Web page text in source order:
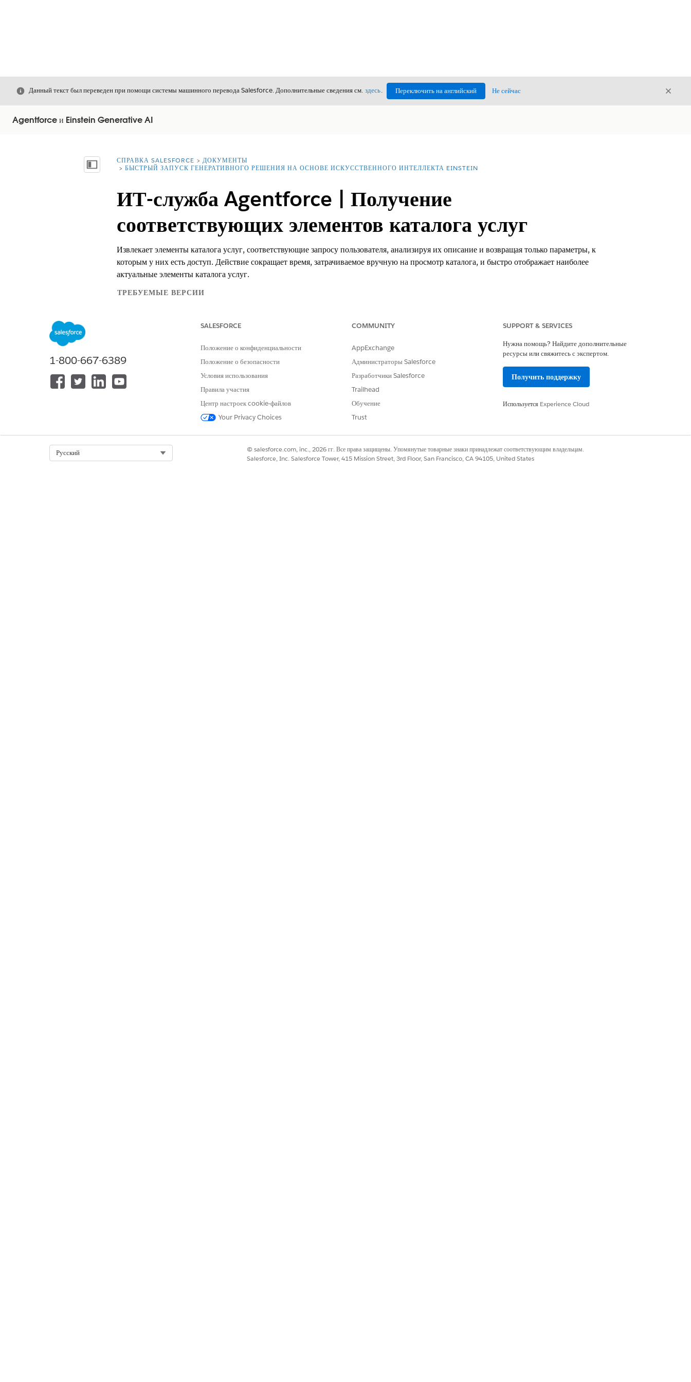
Закрыть
Данный текст был переведен при помощи системы машинного перевода Salesforce. Дополнительные сведения см. здесь. Переключить на английский Не сейчас
Agentforce и Einstein Generative AI
Показать содержание
Вы находитесь здесь:
СПРАВКА SALESFORCE
ДОКУМЕНТЫ
БЫСТРЫЙ ЗАПУСК ГЕНЕРАТИВНОГО РЕШЕНИЯ НА ОСНОВЕ ИСКУССТВЕННОГО ИНТЕЛЛЕКТА EINSTEIN
ИТ-служба Agentforce | Получение
соответствующих элементов каталога услуг
Извлекает элементы каталога услуг, соответствующие запросу пользователя, анализируя их описание и возвращая только параметры, к
которым у них есть доступ. Действие сокращает время, затрачиваемое вручную на просмотр каталога, и быстро отображает наиболее
актуальные элементы каталога услуг.
ТРЕБУЕМЫЕ ВЕРСИИ
ТРЕБУЕМЫЕ ПОЛНОМОЧИЯ ПОЛЬЗОВАТЕЛЯ
См. раздел « Доступ общего пользователя для стандартных действий агента».
Тип действия ссылки
Стандартный
1-800-667-6389
SALESFORCE
Положение о конфиденциальности
Положение о безопасности
Условия использования
Правила участия
Центр настроек cookie-файлов
Your Privacy Choices
COMMUNITY
AppExchange
Администраторы Salesforce
Разработчики Salesforce
Trailhead
Обучение
Trust
SUPPORT & SERVICES
Нужна помощь? Найдите дополнительные
ресурсы или свяжитесь с экспертом.
Получить поддержку
Используется Experience Cloud
Русский
© salesforce.com, inc., 2026 гг. Все права защищены. Упомянутые товарные знаки принадлежат соответствующим владельцам.
Salesforce, Inc. Salesforce Tower, 415 Mission Street, 3rd Floor, San Francisco, CA 94105, United States